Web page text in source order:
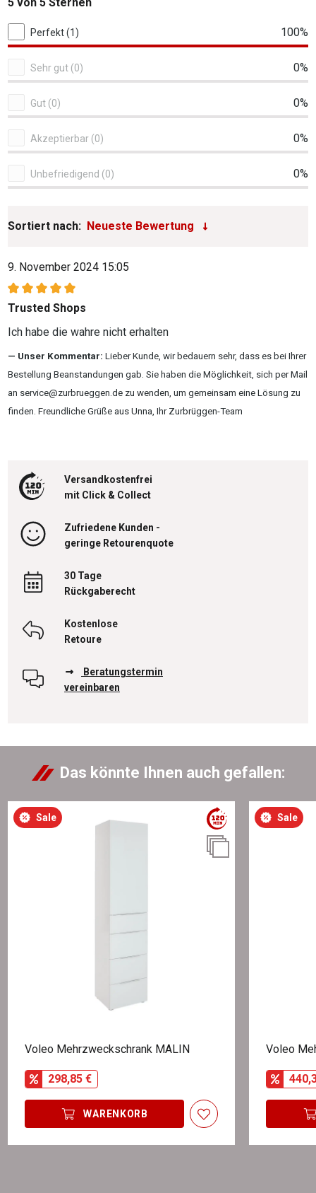
1 von 1 Bewertungen
Perfekt (1) 100%
Sehr gut (0) 0%
Gut (0) 0%
Akzeptierbar (0) 0%
Unbefriedigend (0) 0%
Sortiert nach:
9. November 2024 15:05
Bewertung mit 5 von 5 Sternen
Trusted Shops
Ich habe die wahre nicht erhalten
Unser Kommentar: Lieber Kunde, wir bedauern sehr, dass es bei Ihrer
Bestellung Beanstandungen gab. Sie haben die Möglichkeit, sich per Mail
an service@zurbrueggen.de zu wenden, um gemeinsam eine Lösung zu
finden. Freundliche Grüße aus Unna, Ihr Zurbrüggen-Team
Versandkostenfrei
mit Click & Collect
Zufriedene Kunden -
geringe Retourenquote
30 Tage
Rückgaberecht
Kostenlose
Retoure
Beratungstermin
vereinbaren
Das könnte Ihnen auch gefallen:
Sale
Voleo Mehrzweckschrank MALIN
298,85 €
WARENKORB
Sale